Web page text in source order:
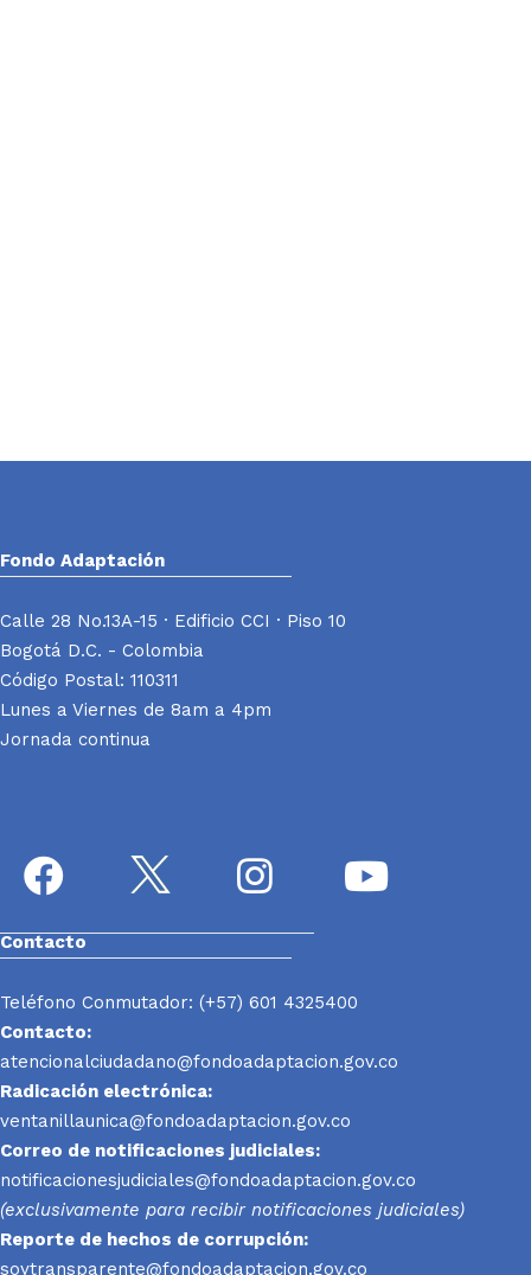
Fondo Adaptación
Calle 28 No.13A-15 · Edificio CCI · Piso 10
Bogotá D.C. - Colombia
Código Postal: 110311
Lunes a Viernes de 8am a 4pm
Jornada continua
Contacto
Teléfono Conmutador: (+57) 601 4325400
Contacto:
atencionalciudadano@fondoadaptacion.gov.co
Radicación electrónica:
ventanillaunica@fondoadaptacion.gov.co
Correo de notificaciones judiciales:
notificacionesjudiciales@fondoadaptacion.gov.co
(exclusivamente para recibir notificaciones judiciales)
Reporte de hechos de corrupción:
soytransparente@fondoadaptacion.gov.co